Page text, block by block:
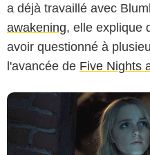
a déjà travaillé avec
awakening, elle explique
avoir questionné à
l'avancée de Five Nights